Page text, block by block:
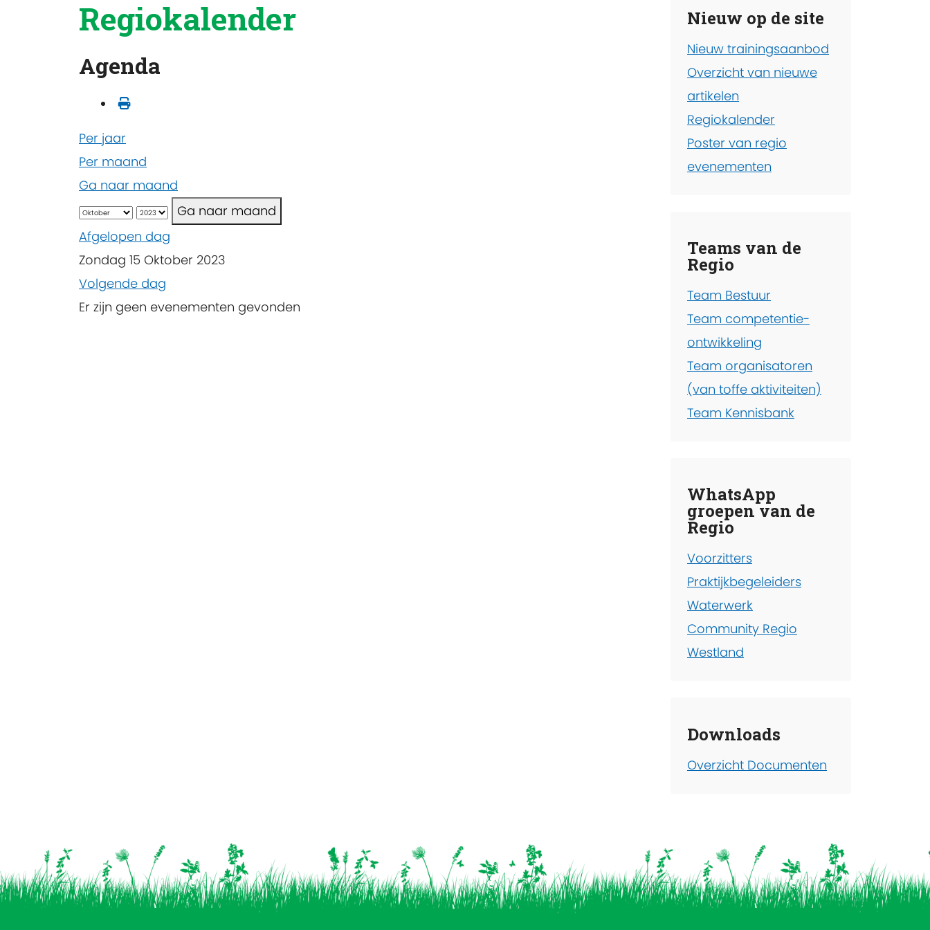
Regiokalender
Agenda
Per jaar
Per maand
Ga naar maand
Ga naar maand
Afgelopen dag
Zondag 15 Oktober 2023
Volgende dag
Er zijn geen evenementen gevonden
Nieuw op de site
Nieuw trainingsaanbod
Overzicht van nieuwe
artikelen
Regiokalender
Poster van regio
evenementen
Teams van de
Regio
Team Bestuur
Team competentie-
ontwikkeling
Team organisatoren
(van toffe aktiviteiten)
Team Kennisbank
WhatsApp
groepen van de
Regio
Voorzitters
Praktijkbegeleiders
Waterwerk
Community Regio
Westland
Downloads
Overzicht Documenten